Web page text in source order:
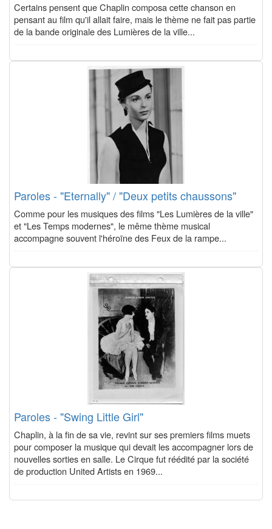
Certains pensent que Chaplin composa cette chanson en
pensant au film qu'il allait faire, mais le thème ne fait pas partie
de la bande originale des Lumières de la ville...
Paroles - "Eternally" / "Deux petits chaussons"
Comme pour les musiques des films "Les Lumières de la ville"
et "Les Temps modernes", le même thème musical
accompagne souvent l'héroïne des Feux de la rampe...
Paroles - "Swing Little Girl"
Chaplin, à la fin de sa vie, revint sur ses premiers films muets
pour composer la musique qui devait les accompagner lors de
nouvelles sorties en salle. Le Cirque fut réédité par la société
de production United Artists en 1969...